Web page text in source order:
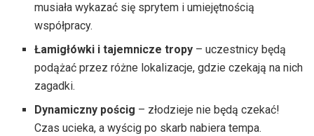
musiała wykazać się sprytem i umiejętnością
współpracy.
Łamigłówki i tajemnicze tropy – uczestnicy będą
podążać przez różne lokalizacje, gdzie czekają na nich
zagadki.
Dynamiczny pościg – złodzieje nie będą czekać!
Czas ucieka, a wyścig po skarb nabiera tempa.